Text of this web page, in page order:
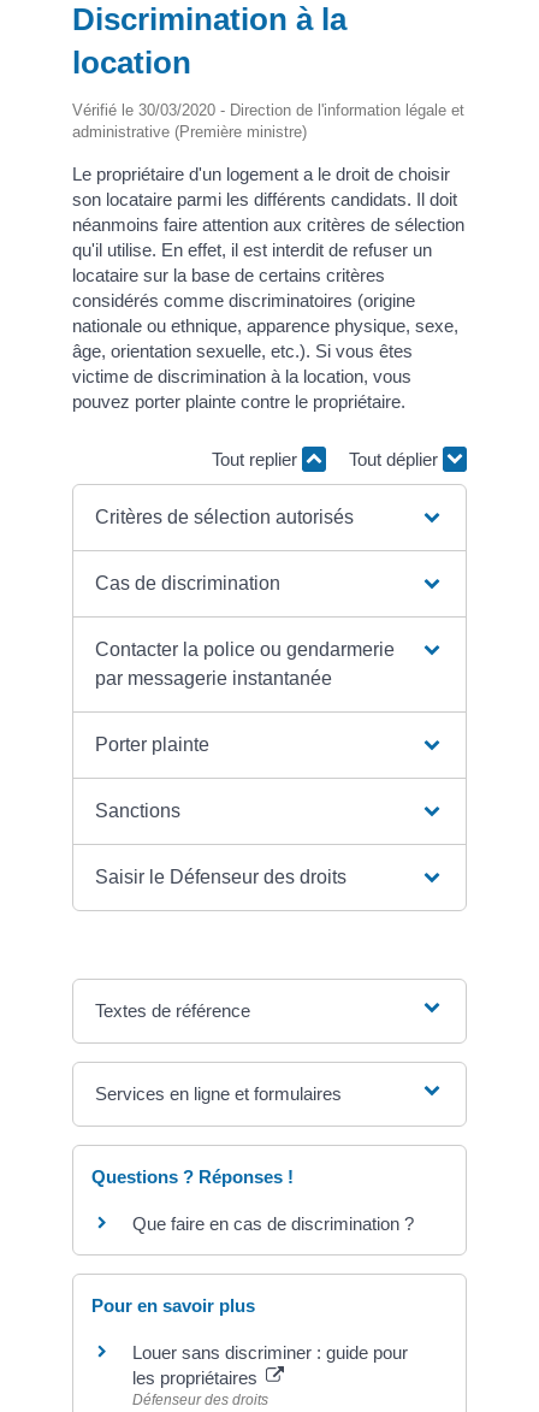
Discrimination à la
location
Vérifié le 30/03/2020 - Direction de l'information légale et
administrative (Première ministre)
Le propriétaire d'un logement a le droit de choisir
son locataire parmi les différents candidats. Il doit
néanmoins faire attention aux critères de sélection
qu'il utilise. En effet, il est interdit de refuser un
locataire sur la base de certains critères
considérés comme discriminatoires (origine
nationale ou ethnique, apparence physique, sexe,
âge, orientation sexuelle, etc.). Si vous êtes
victime de discrimination à la location, vous
pouvez porter plainte contre le propriétaire.
Tout replier Tout déplier
Critères de sélection autorisés
Cas de discrimination
Contacter la police ou gendarmerie
par messagerie instantanée
Porter plainte
Sanctions
Saisir le Défenseur des droits
Textes de référence
Services en ligne et formulaires
Questions ? Réponses !
Que faire en cas de discrimination ?
Pour en savoir plus
Louer sans discriminer : guide pour
les propriétaires
Défenseur des droits